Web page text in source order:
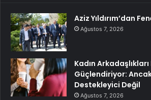
Aziz Yıldırım’dan
Ağustos 7, 2026
Kadın Arkadaşlıkları
Güçlendiriyor:
Destekleyici Değil
Ağustos 7, 2026